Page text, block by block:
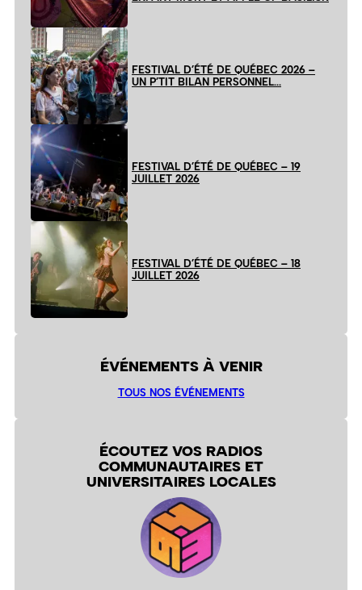
FESTIVAL D’ÉTÉ DE QUÉBEC 2026 –
UN P’TIT BILAN PERSONNEL…
FESTIVAL D’ÉTÉ DE QUÉBEC – 19
JUILLET 2026
FESTIVAL D’ÉTÉ DE QUÉBEC – 18
JUILLET 2026
ÉVÉNEMENTS À VENIR
TOUS NOS ÉVÉNEMENTS
ÉCOUTEZ VOS RADIOS
COMMUNAUTAIRES ET
UNIVERSITAIRES LOCALES